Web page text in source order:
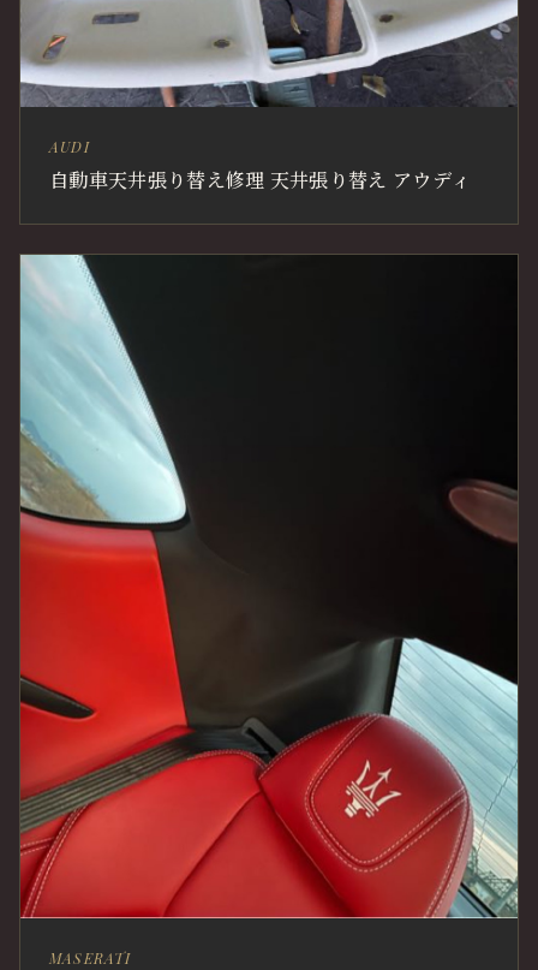
AUDI
自動車天井張り替え修理 天井張り替え アウディ
MASERATI